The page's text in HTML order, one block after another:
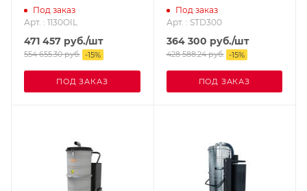
Под заказ
Арт. : 1130OIL
471 457 руб./шт
554 655.30руб. -15%
ПОД ЗАКАЗ
Под заказ
Арт. : STD300
364 300 руб./шт
428 588.24руб. -15%
ПОД ЗАКАЗ